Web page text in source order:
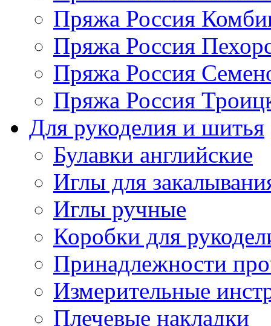
Пряжа Россия
Пряжа Россия
Пряжа Россия
Пряжа Россия
Для рукоделия и шитья
Булавки английские
Иглы для
Иглы ручные
Коробки для
Принадлежности
Измерительные
Плечевые накладки